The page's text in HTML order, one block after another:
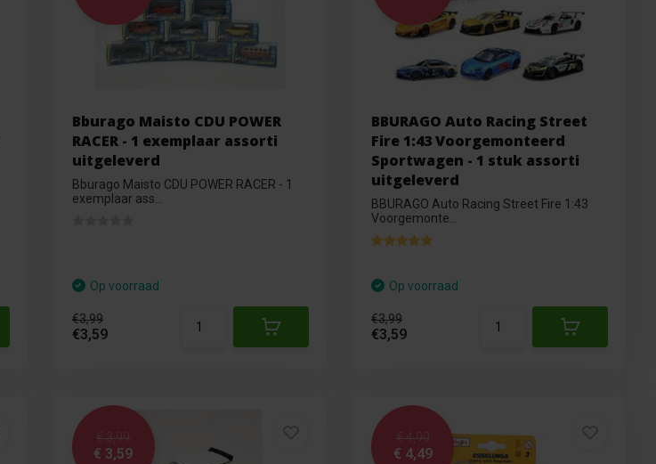
Bburago Maisto CDU POWER
RACER - 1 exemplaar assorti
uitgeleverd
Bburago Maisto CDU POWER RACER - 1
exemplaar ass...
Op voorraad
€3,99
€3,59
BBURAGO Auto Racing Street
Fire 1:43 Voorgemonteerd
Sportwagen - 1 stuk assorti
uitgeleverd
BBURAGO Auto Racing Street Fire 1:43
Voorgemonte...
Op voorraad
€3,99
€3,59
€ 3,99
€ 3,59
€ 4,99
€ 4,49